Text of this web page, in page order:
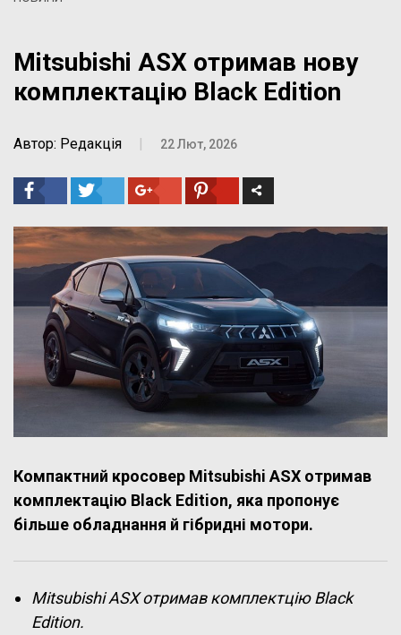
Mitsubishi ASX отримав нову
комплектацію Black Edition
Автор: Редакція | 22 Лют, 2026
Компактний кросовер Mitsubishi ASX отримав
комплектацію Black Edition, яка пропонує
більше обладнання й гібридні мотори.
Mitsubishi ASX отримав комплектцію Black
Edition.